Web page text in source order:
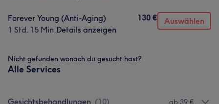
Forever Young (Anti-Aging)
1 Std. 15 Min.Details anzeigen
130 € Auswählen
Nicht gefunden wonach du gesucht hast?
Alle Services
Gesichtsbehandlungen (10) ab 39 €